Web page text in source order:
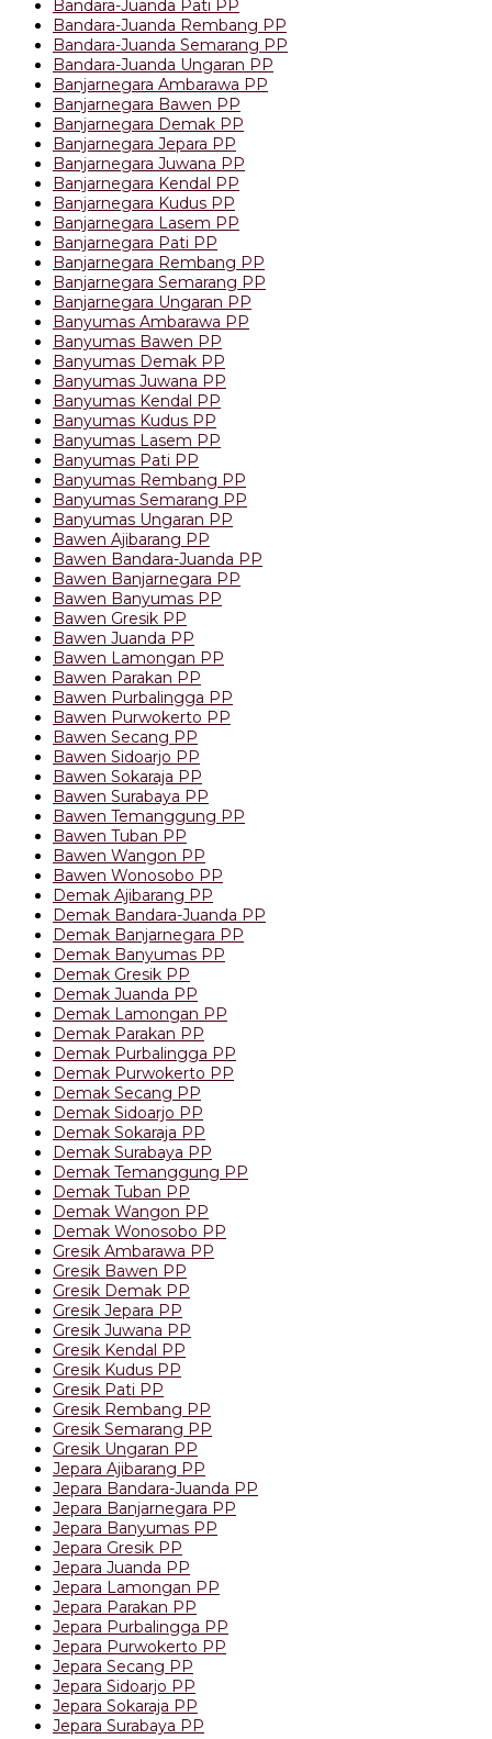
Bandara-Juanda Pati PP
Bandara-Juanda Rembang PP
Bandara-Juanda Semarang PP
Bandara-Juanda Ungaran PP
Banjarnegara Ambarawa PP
Banjarnegara Bawen PP
Banjarnegara Demak PP
Banjarnegara Jepara PP
Banjarnegara Juwana PP
Banjarnegara Kendal PP
Banjarnegara Kudus PP
Banjarnegara Lasem PP
Banjarnegara Pati PP
Banjarnegara Rembang PP
Banjarnegara Semarang PP
Banjarnegara Ungaran PP
Banyumas Ambarawa PP
Banyumas Bawen PP
Banyumas Demak PP
Banyumas Juwana PP
Banyumas Kendal PP
Banyumas Kudus PP
Banyumas Lasem PP
Banyumas Pati PP
Banyumas Rembang PP
Banyumas Semarang PP
Banyumas Ungaran PP
Bawen Ajibarang PP
Bawen Bandara-Juanda PP
Bawen Banjarnegara PP
Bawen Banyumas PP
Bawen Gresik PP
Bawen Juanda PP
Bawen Lamongan PP
Bawen Parakan PP
Bawen Purbalingga PP
Bawen Purwokerto PP
Bawen Secang PP
Bawen Sidoarjo PP
Bawen Sokaraja PP
Bawen Surabaya PP
Bawen Temanggung PP
Bawen Tuban PP
Bawen Wangon PP
Bawen Wonosobo PP
Demak Ajibarang PP
Demak Bandara-Juanda PP
Demak Banjarnegara PP
Demak Banyumas PP
Demak Gresik PP
Demak Juanda PP
Demak Lamongan PP
Demak Parakan PP
Demak Purbalingga PP
Demak Purwokerto PP
Demak Secang PP
Demak Sidoarjo PP
Demak Sokaraja PP
Demak Surabaya PP
Demak Temanggung PP
Demak Tuban PP
Demak Wangon PP
Demak Wonosobo PP
Gresik Ambarawa PP
Gresik Bawen PP
Gresik Demak PP
Gresik Jepara PP
Gresik Juwana PP
Gresik Kendal PP
Gresik Kudus PP
Gresik Pati PP
Gresik Rembang PP
Gresik Semarang PP
Gresik Ungaran PP
Jepara Ajibarang PP
Jepara Bandara-Juanda PP
Jepara Banjarnegara PP
Jepara Banyumas PP
Jepara Gresik PP
Jepara Juanda PP
Jepara Lamongan PP
Jepara Parakan PP
Jepara Purbalingga PP
Jepara Purwokerto PP
Jepara Secang PP
Jepara Sidoarjo PP
Jepara Sokaraja PP
Jepara Surabaya PP